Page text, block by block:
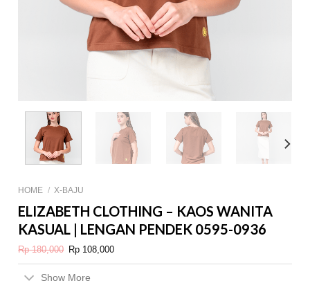
HOME / X-BAJU
ELIZABETH CLOTHING – KAOS WANITA
KASUAL | LENGAN PENDEK 0595-0936
Rp180,000
Original
price
Rp 108,000Current
Show More